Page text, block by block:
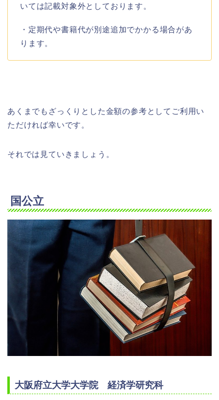
いては記載対象外としております。
・定期代や書籍代が別途追加でかかる場合があ
ります。
あくまでもざっくりとした金額の参考としてご利用い
ただければ幸いです。
それでは見ていきましょう。
国公立
大阪府立大学大学院 経済学研究科